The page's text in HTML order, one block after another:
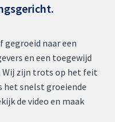
gegroeid naar een
en een toegewijd
Wij zijn trots op het feit
het snelst groeiende
de video en maak